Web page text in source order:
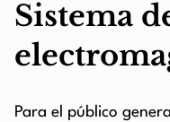
Sistema
Para el público